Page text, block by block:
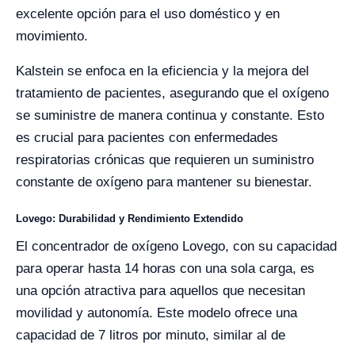
excelente opción para el uso doméstico y en
movimiento.
Kalstein se enfoca en la eficiencia y la mejora del
tratamiento de pacientes, asegurando que el oxígeno
se suministre de manera continua y constante. Esto
es crucial para pacientes con enfermedades
respiratorias crónicas que requieren un suministro
constante de oxígeno para mantener su bienestar.
Lovego: Durabilidad y Rendimiento Extendido
El concentrador de oxígeno Lovego, con su capacidad
para operar hasta 14 horas con una sola carga, es
una opción atractiva para aquellos que necesitan
movilidad y autonomía. Este modelo ofrece una
capacidad de 7 litros por minuto, similar al de